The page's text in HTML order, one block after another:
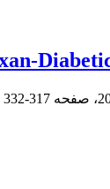
317-332